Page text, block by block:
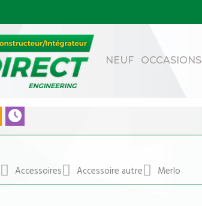
NEUF OCCASIONS
Accessoires Accessoire autre Merlo